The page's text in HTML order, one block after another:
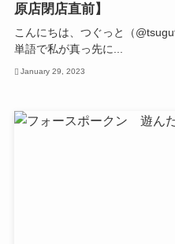
原店閉店直前】
こんにちは、つぐっと（
単語で私が真っ先に...
January 29, 2023